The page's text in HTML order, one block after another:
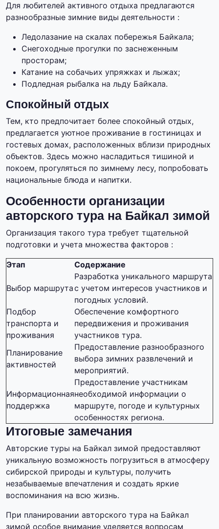
Для любителей активного отдыха предлагаются
разнообразные зимние виды деятельности :
Ледолазание на скалах побережья Байкала;
Снегоходные прогулки по заснеженным
просторам;
Катание на собачьих упряжках и лыжах;
Подледная рыбалка на льду Байкала.
Спокойный отдых
Тем, кто предпочитает более спокойный отдых,
предлагается уютное проживание в гостиницах и
гостевых домах, расположенных вблизи природных
объектов. Здесь можно насладиться тишиной и
покоем, прогуляться по зимнему лесу, попробовать
национальные блюда и напитки.
Особенности организации
авторского тура на Байкал зимой
Организация такого тура требует тщательной
подготовки и учета множества факторов :
Этап Содержание
Выбор маршрута
Разработка уникального маршрута
с учетом интересов участников и
погодных условий.
Подбор
транспорта и
проживания
Обеспечение комфортного
передвижения и проживания
участников тура.
Планирование
активностей
Предоставление разнообразного
выбора зимних развлечений и
мероприятий.
Информационная
поддержка
Предоставление участникам
необходимой информации о
маршруте, погоде и культурных
особенностях региона.
Итоговые замечания
Авторские туры на Байкал зимой предоставляют
уникальную возможность погрузиться в атмосферу
сибирской природы и культуры, получить
незабываемые впечатления и создать яркие
воспоминания на всю жизнь.
При планировании авторского тура на Байкал
зимой особое внимание уделяется вопросам